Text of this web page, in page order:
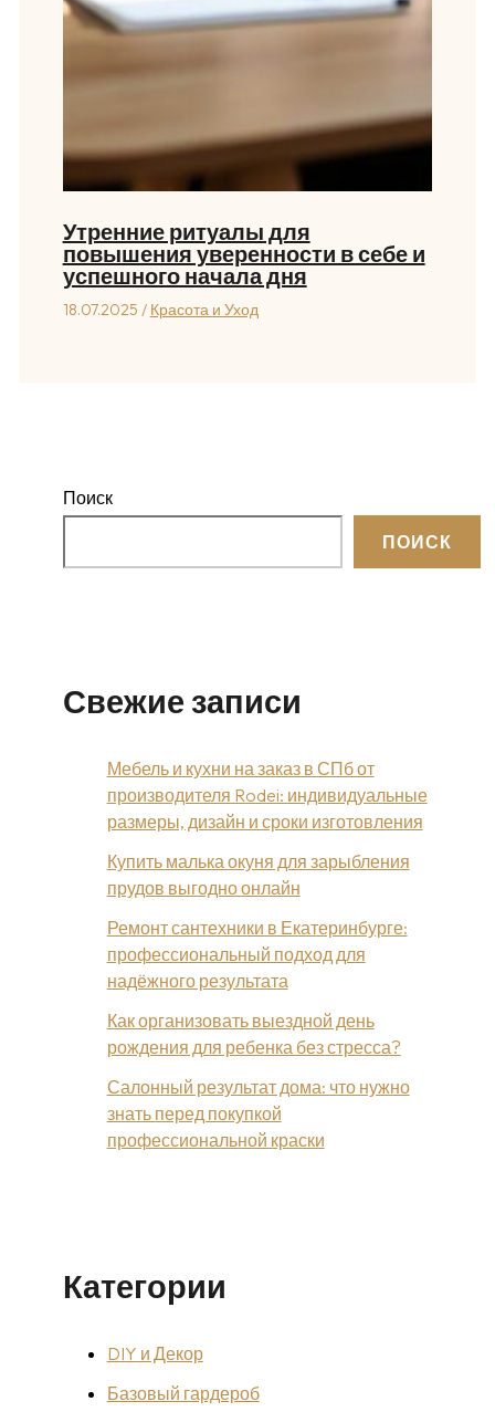
Утренние ритуалы для
повышения уверенности в себе и
успешного начала дня
18.07.2025 / Красота и Уход
Поиск
ПОИСК
Свежие записи
Мебель и кухни на заказ в СПб от
производителя Rodei: индивидуальные
размеры, дизайн и сроки изготовления
Купить малька окуня для зарыбления
прудов выгодно онлайн
Ремонт сантехники в Екатеринбурге:
профессиональный подход для
надёжного результата
Как организовать выездной день
рождения для ребенка без стресса?
Салонный результат дома: что нужно
знать перед покупкой
профессиональной краски
Категории
DIY и Декор
Базовый гардероб